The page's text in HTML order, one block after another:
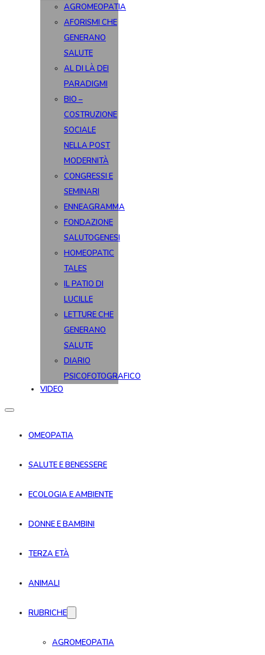
AGROMEOPATIA
AFORISMI CHE
GENERANO
SALUTE
AL DI LÀ DEI
PARADIGMI
BIO –
COSTRUZIONE
SOCIALE
NELLA POST
MODERNITÀ
CONGRESSI E
SEMINARI
ENNEAGRAMMA
FONDAZIONE
SALUTOGENESI
HOMEOPATIC
TALES
IL PATIO DI
LUCILLE
LETTURE CHE
GENERANO
SALUTE
DIARIO
PSICOFOTOGRAFICO
VIDEO
OMEOPATIA
SALUTE E BENESSERE
ECOLOGIA E AMBIENTE
DONNE E BAMBINI
TERZA ETÀ
ANIMALI
RUBRICHE
AGROMEOPATIA